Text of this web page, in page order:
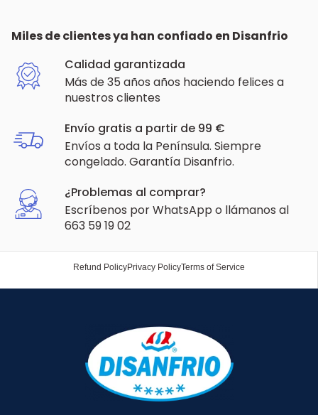
Miles de clientes ya han confiado en Disanfrio
Calidad garantizada
Más de 35 años años haciendo felices a
nuestros clientes
Envío gratis a partir de 99 €
Envíos a toda la Península. Siempre
congelado. Garantía Disanfrio.
¿Problemas al comprar?
Escríbenos por WhatsApp o llámanos al
663 59 19 02
Refund PolicyPrivacy PolicyTerms of Service